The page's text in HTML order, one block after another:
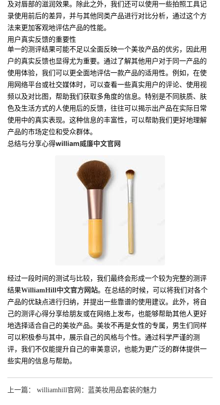
及对唇部的滋润效果。除此之外，我们还可以使用一些拍照工具记
录使用前后的差异，并与其他同类产品进行对比分析，通过这个方
法来更加客观地评估产品的性能。
用户真实反馈的重要性
单一的测评结果可能不足以全面反映一个美妆产品的优劣，因此用
户的真实反馈也显得尤为重要。通过了解其他用户对于同一产品的
使用体验，我们可以更全面地评估一款产品的适用性。例如，在使
用网络平台或社交媒体时，可以查看一些真实用户的评论、使用视
频以及对比图，帮助我们获取多角度的信息。特别是不同肤质、肤
色及生活方式的人使用后的反馈，往往可以揭示出产品在实际日常
使用中的真实表现。这种信息的丰富性，可以帮助我们更好地理解
产品的市场定位和受众群体。
总结与分享心得william威廉中文官网
经过一段时间的测试与比较，我们最终会形成一个较为完整的测评
结果WilliamHill中文官方网站。在总结的时候，可以将我们对各个
产品的优缺点进行归纳，并提出一些靠谱的使用建议。此外，将自
己的测评心得分享给朋友或在网络上发布，也能够帮助其他人更好
地选择适合自己的美妆产品。美妆不再是女性的专属，男生们同样
可以积极参与其中，展示自己的风格与个性。通过科学严谨的测
评，我们不仅能提升自己的审美意识，也能为更广泛的群体提供一
些实用的信息与帮助。
上一篇： williamhill官网：蓝美妆用品套装的魅力